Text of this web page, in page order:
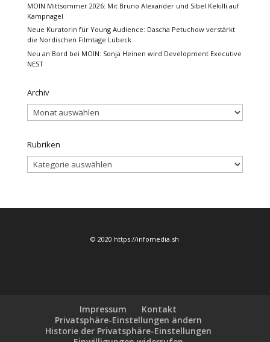
MOIN Mittsommer 2026: Mit Bruno Alexander und Sibel Kekilli auf
Kampnagel
Neue Kuratorin für Young Audience: Dascha Petuchow verstärkt
die Nordischen Filmtage Lübeck
Neu an Bord bei MOIN: Sonja Heinen wird Development Executive
NEST
Archiv
Archiv
Rubriken
Rubriken
© 2020 https://infomedia.sh
Impressum
Kontakt
Privatsphäre-Einstellungen ändern
Historie der Privatsphäre-Einstellungen